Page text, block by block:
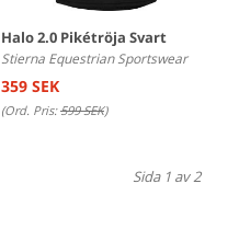
Halo 2.0 Pikétröja Svart
Stierna Equestrian Sportswear
359 SEK
(Ord. Pris:599 SEK)
Sida 1 av 2